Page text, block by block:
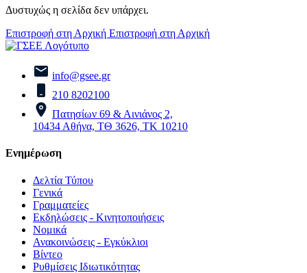
Δυστυχώς η σελίδα δεν υπάρχει.
Επιστροφή στη Αρχική Επιστροφή στη Αρχική
info@gsee.gr
210 8202100
Πατησίων 69 & Αινιάνος 2,
10434 Αθήνα, ΤΘ 3626, ΤΚ 10210
Ενημέρωση
Δελτία Τύπου
Γενικά
Γραμματείες
Εκδηλώσεις - Κινητοποιήσεις
Νομικά
Ανακοινώσεις - Εγκύκλιοι
Βίντεο
Ρυθμίσεις Ιδιωτικότητας